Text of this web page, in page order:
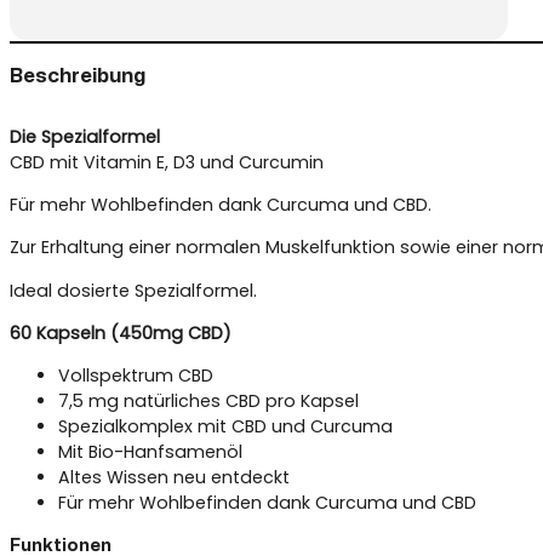
Beschreibung
Die Spezialformel
CBD mit Vitamin E, D3 und Curcumin
Für mehr Wohlbefinden dank Curcuma und CBD.
Zur Erhaltung einer normalen Muskelfunktion sowie einer
Ideal dosierte Spezialformel.
60 Kapseln (450mg CBD)
Vollspektrum CBD
7,5 mg natürliches CBD pro Kapsel
Spezialkomplex mit CBD und Curcuma
Mit Bio-Hanfsamenöl
Altes Wissen neu entdeckt
Für mehr Wohlbefinden dank Curcuma und CBD
Funktionen